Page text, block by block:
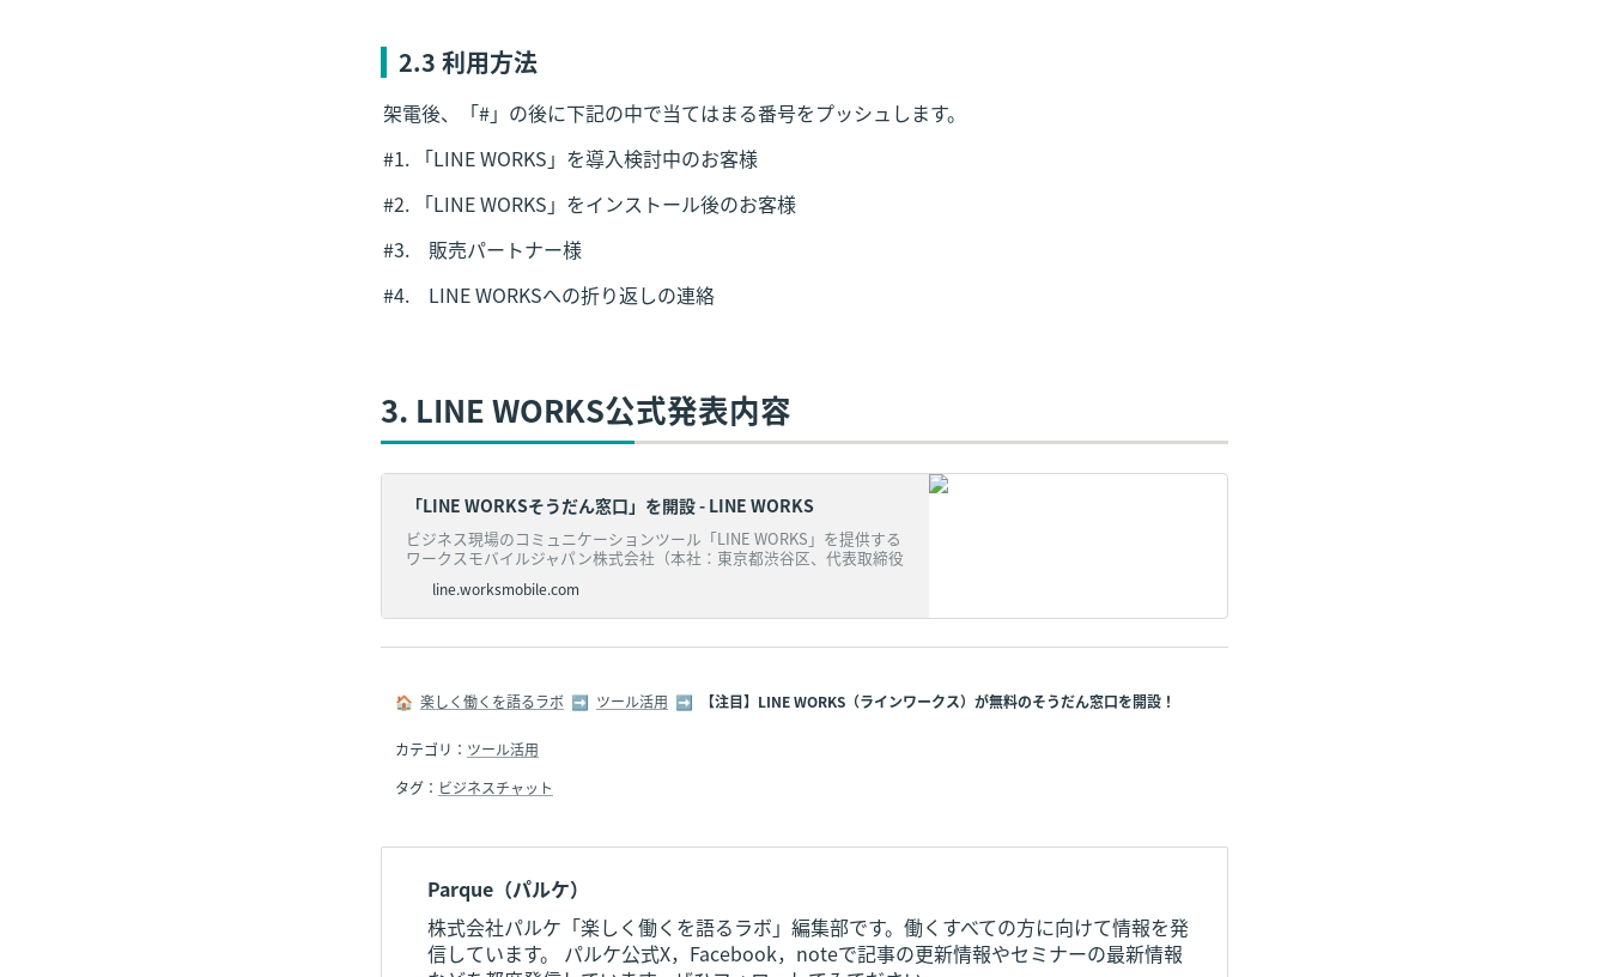
2.3 利用方法
架電後、「#」の後に下記の中で当てはまる番号をプッシュします。
#1. 「LINE WORKS」を導入検討中のお客様
#2. 「LINE WORKS」をインストール後のお客様
#3.　販売パートナー様
#4.　LINE WORKSへの折り返しの連絡
3. LINE WORKS公式発表内容
「LINE WORKSそうだん窓口」を開設 - LINE WORKS
ビジネス現場のコミュニケーションツール「LINE WORKS」を提供する
ワークスモバイルジャパン株式会社（本社：東京都渋谷区、代表取締役
line.worksmobile.com
🏠 楽しく働くを語るラボ
  ➡
ツール活用
  ➡
【注目】LINE WORKS（ラインワークス）が無料のそうだん窓口を開設！
カテゴリ： ツール活用
タグ： ビジネスチャット
Parque（パルケ）
株式会社パルケ「楽しく働くを語るラボ」編集部です。働くすべての方に向けて情報を発
信しています。 パルケ公式X，Facebook，noteで記事の更新情報やセミナーの最新情報